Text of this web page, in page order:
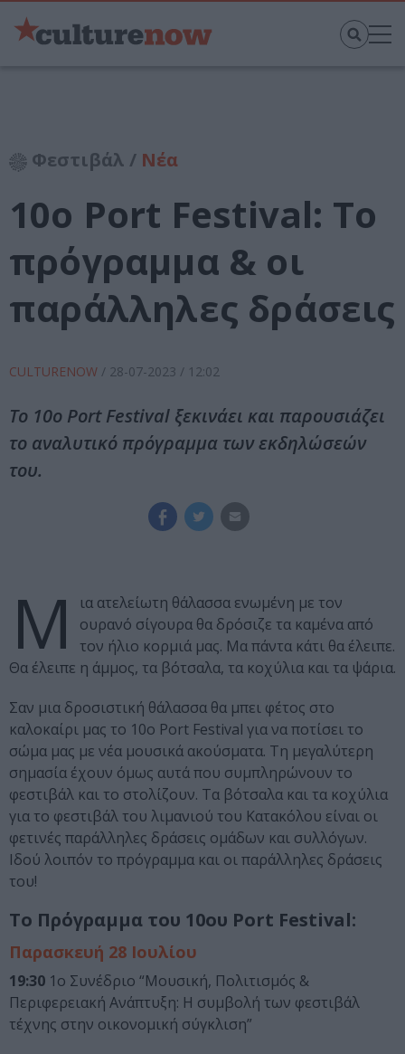
Φεστιβάλ / Νέα
10ο Port Festival: Το
πρόγραμμα & οι
παράλληλες δράσεις
CULTURENOW / 28-07-2023 / 12:02
Το 10ο Port Festival ξεκινάει και παρουσιάζει
το αναλυτικό πρόγραμμα των εκδηλώσεών
του.
Μ
ια ατελείωτη θάλασσα ενωμένη με τον
ουρανό σίγουρα θα δρόσιζε τα καμένα από
τον ήλιο κορμιά μας. Μα πάντα κάτι θα έλειπε.
Θα έλειπε η άμμος, τα βότσαλα, τα κοχύλια και τα ψάρια.
Σαν μια δροσιστική θάλασσα θα μπει φέτος στο
καλοκαίρι μας το 10ο Port Festival για να ποτίσει το
σώμα μας με νέα μουσικά ακούσματα. Τη μεγαλύτερη
σημασία έχουν όμως αυτά που συμπληρώνουν το
φεστιβάλ και το στολίζουν. Τα βότσαλα και τα κοχύλια
για το φεστιβάλ του λιμανιού του Κατακόλου είναι οι
φετινές παράλληλες δράσεις ομάδων και συλλόγων.
Ιδού λοιπόν το πρόγραμμα και οι παράλληλες δράσεις
του!
Το Πρόγραμμα του 10ου Port Festival:
Παρασκευή 28 Ιουλίου
19:30 1ο Συνέδριο “Μουσική, Πολιτισμός &
Περιφερειακή Ανάπτυξη: Η συμβολή των φεστιβάλ
τέχνης στην οικονομική σύγκλιση”